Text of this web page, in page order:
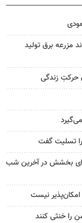
مزرعه‌ برق تولید
حرکتِ زندگی
را تسلیت گفت
بخشش در آخرین شب
نیست
را خنثی کنند